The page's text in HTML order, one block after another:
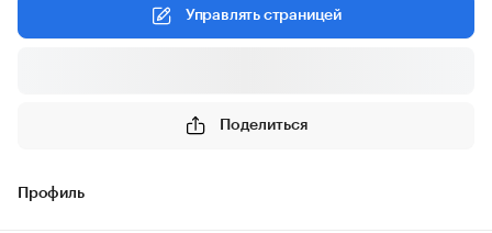
Управлять страницей
Поделиться
Профиль